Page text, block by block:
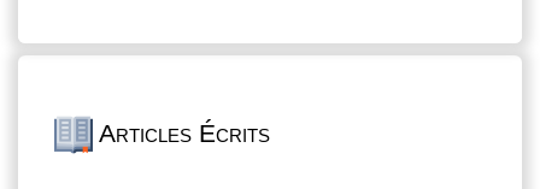
Articles Écrits